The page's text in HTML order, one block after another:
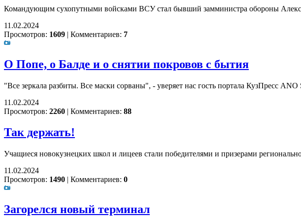
Командующим сухопутными войсками ВСУ стал бывший замминистра обороны
11.02.2024
Просмотров: 1609 Комментариев: 7
О Попе, о Балде и о снятии покровов с бытия
"Все зеркала разбиты. Все маски сорваны", - уверяет нас гость портала КузПресс
11.02.2024
Просмотров: 2260 | Комментариев: 88
Так держать!
Учащиеся новокузнецких школ и лицеев стали победителями и призерами
11.02.2024
Просмотров: 1490 | Комментариев: 0
Загорелся новый терминал